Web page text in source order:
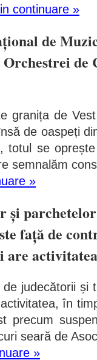
continuare »
de
de
granița de
de oaspeți
totul se
semnalăm
»
și
față de
judecătorii și
în
precum
seară de
»